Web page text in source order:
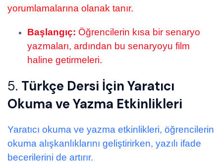
yorumlamalarına olanak tanır.
Başlangıç: Öğrencilerin kısa bir senaryo
yazmaları, ardından bu senaryoyu film
haline getirmeleri.
5. Türkçe Dersi İçin Yaratıcı
Okuma ve Yazma Etkinlikleri
Yaratıcı okuma ve yazma etkinlikleri, öğrencilerin
okuma alışkanlıklarını geliştirirken, yazılı ifade
becerilerini de artırır.